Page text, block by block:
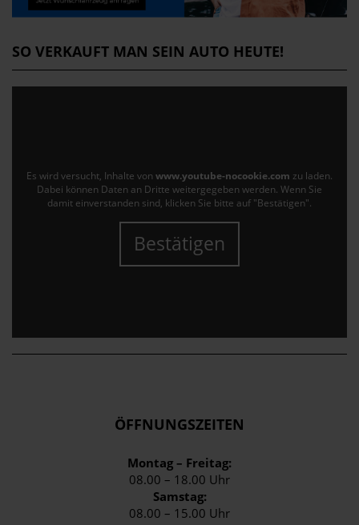
SO VERKAUFT MAN SEIN AUTO HEUTE!
Es wird versucht, Inhalte von www.youtube-nocookie.com zu laden.
Dabei können Daten an Dritte weitergegeben werden. Wenn Sie
damit einverstanden sind, klicken Sie bitte auf "Bestätigen".
Bestätigen
ÖFFNUNGSZEITEN
Montag – Freitag:
08.00 – 18.00 Uhr
Samstag:
08.00 – 15.00 Uhr